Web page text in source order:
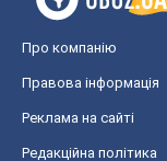
Про компанію
Правова інформація
Реклама на сайті
Редакційна політика